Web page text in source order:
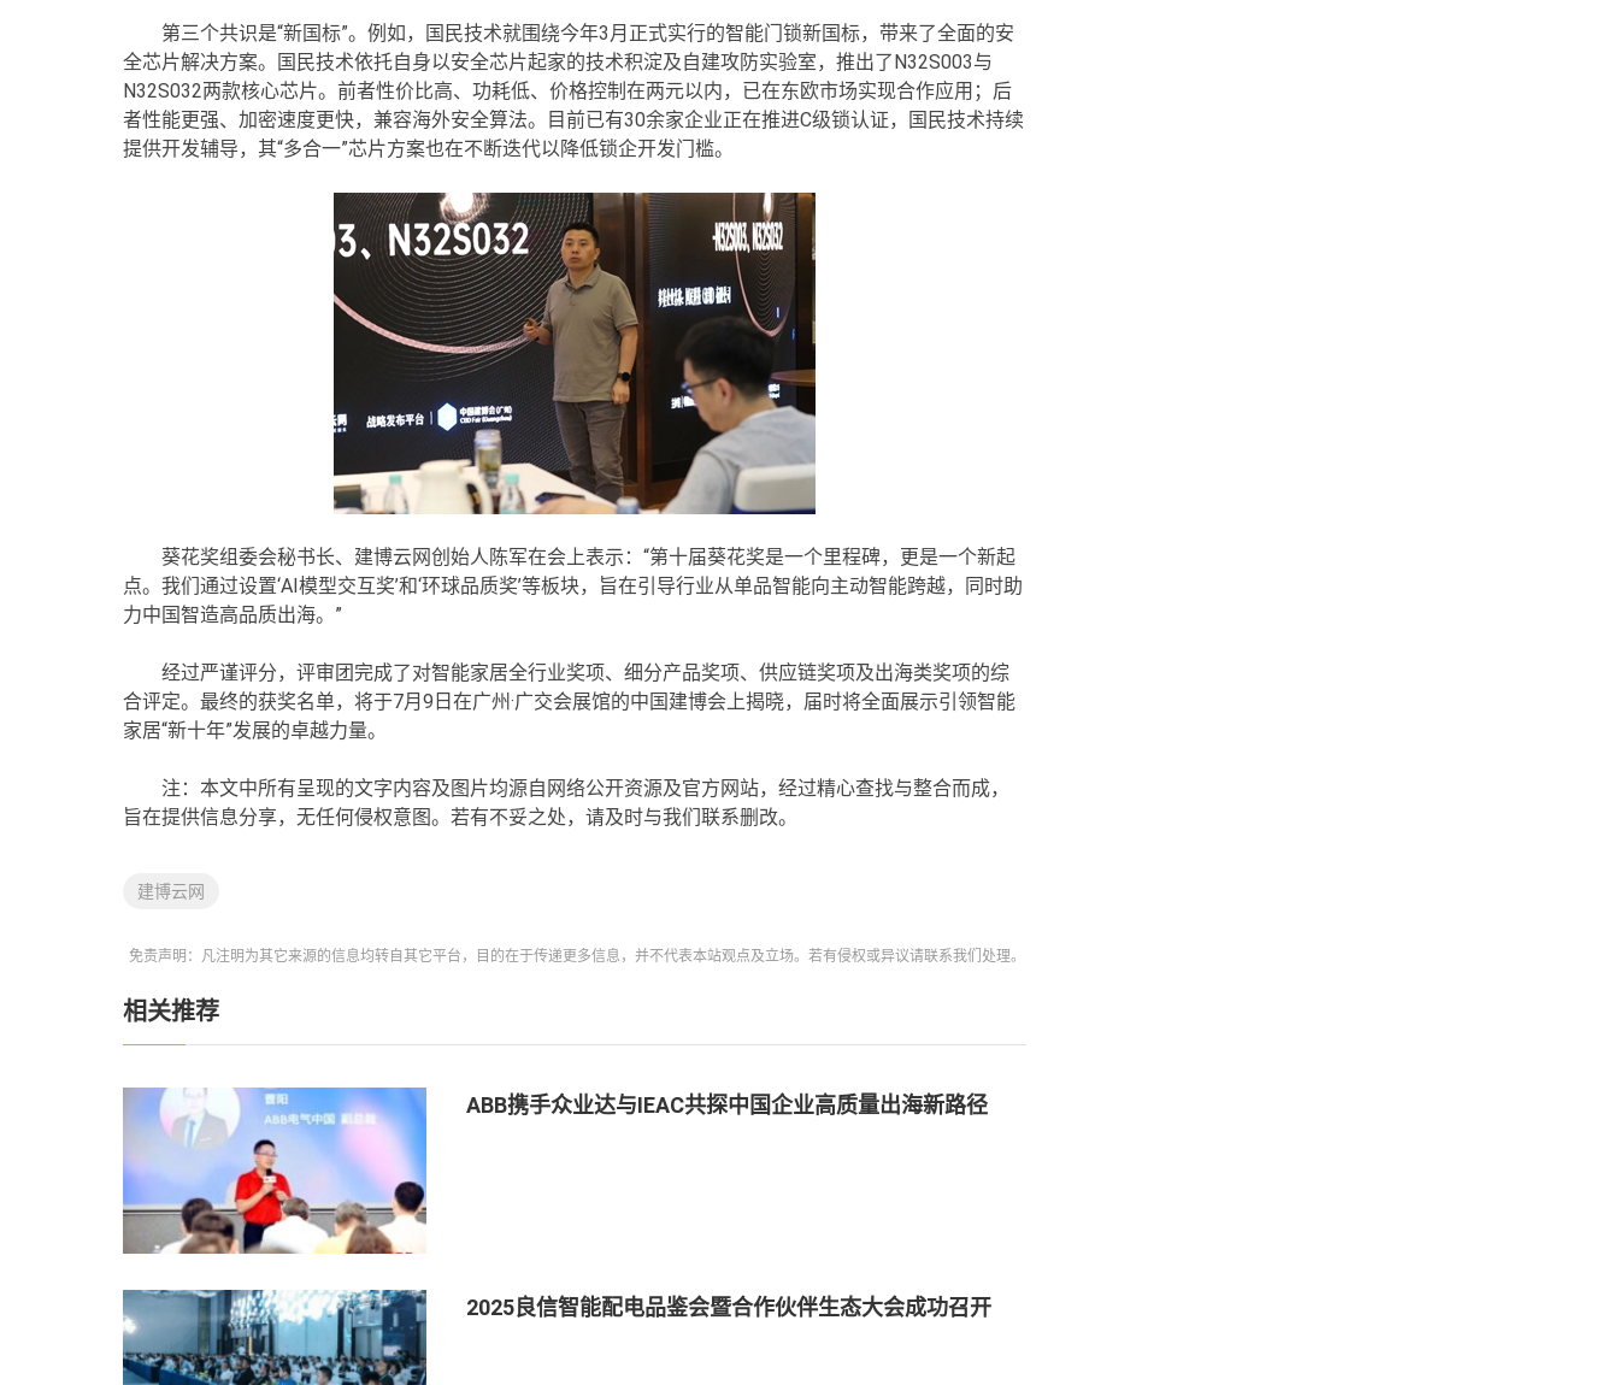
第三个共识是“新国标”。例如，国民技术就围绕今年3月正式实行的智能门锁新国标，带来了全面的安
全芯片解决方案。国民技术依托自身以安全芯片起家的技术积淀及自建攻防实验室，推出了N32S003与
N32S032两款核心芯片。前者性价比高、功耗低、价格控制在两元以内，已在东欧市场实现合作应用；后
者性能更强、加密速度更快，兼容海外安全算法。目前已有30余家企业正在推进C级锁认证，国民技术持续
提供开发辅导，其“多合一”芯片方案也在不断迭代以降低锁企开发门槛。
葵花奖组委会秘书长、建博云网创始人陈军在会上表示：“第十届葵花奖是一个里程碑，更是一个新起
点。我们通过设置‘AI模型交互奖’和‘环球品质奖’等板块，旨在引导行业从单品智能向主动智能跨越，同时助
力中国智造高品质出海。”
经过严谨评分，评审团完成了对智能家居全行业奖项、细分产品奖项、供应链奖项及出海类奖项的综
合评定。最终的获奖名单，将于7月9日在广州·广交会展馆的中国建博会上揭晓，届时将全面展示引领智能
家居“新十年”发展的卓越力量。
注：本文中所有呈现的文字内容及图片均源自网络公开资源及官方网站，经过精心查找与整合而成，
旨在提供信息分享，无任何侵权意图。若有不妥之处，请及时与我们联系删改。
建博云网
免责声明：凡注明为其它来源的信息均转自其它平台，目的在于传递更多信息，并不代表本站观点及立场。若有侵权或异议请联系我们处理。
相关推荐
ABB携手众业达与IEAC共探中国企业高质量出海新路径
2025良信智能配电品鉴会暨合作伙伴生态大会成功召开